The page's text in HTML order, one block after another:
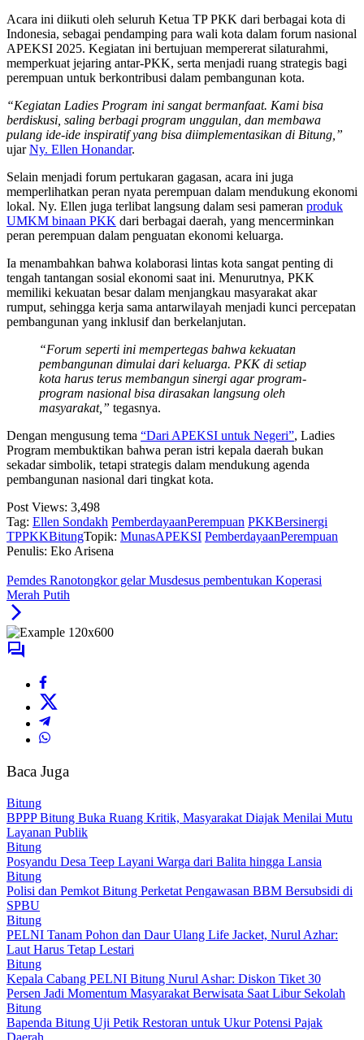
Acara ini diikuti oleh seluruh Ketua TP PKK dari berbagai kota di
Indonesia, sebagai pendamping para wali kota dalam forum nasional
APEKSI 2025. Kegiatan ini bertujuan mempererat silaturahmi,
memperkuat jejaring antar-PKK, serta menjadi ruang strategis bagi
perempuan untuk berkontribusi dalam pembangunan kota.
“Kegiatan Ladies Program ini sangat bermanfaat. Kami bisa
berdiskusi, saling berbagi program unggulan, dan membawa
pulang ide-ide inspiratif yang bisa diimplementasikan di Bitung,”
ujarNy. Ellen Honandar.
Selain menjadi forum pertukaran gagasan, acara ini juga
memperlihatkan peran nyata perempuan dalam mendukung ekonomi
lokal. Ny. Ellen juga terlibat langsung dalam sesi pameran produk
UMKM binaan PKK dari berbagai daerah, yang mencerminkan
peran perempuan dalam penguatan ekonomi keluarga.
Ia menambahkan bahwa kolaborasi lintas kota sangat penting di
tengah tantangan sosial ekonomi saat ini. Menurutnya, PKK
memiliki kekuatan besar dalam menjangkau masyarakat akar
rumput, sehingga kerja sama antarwilayah menjadi kunci percepatan
pembangunan yang inklusif dan berkelanjutan.
“Forum seperti ini mempertegas bahwa kekuatan
pembangunan dimulai dari keluarga. PKK di setiap
kota harus terus membangun sinergi agar program-
program nasional bisa dirasakan langsung oleh
masyarakat,” tegasnya.
Dengan mengusung tema “Dari APEKSI untuk Negeri”, Ladies
Program membuktikan bahwa peran istri kepala daerah bukan
sekadar simbolik, tetapi strategis dalam mendukung agenda
pembangunan nasional dari tingkat kota.
Post Views: 3,498
Tag: Ellen Sondakh PemberdayaanPerempuan PKKBersinergi
TPPKKBitungTopik: MunasAPEKSI PemberdayaanPerempuan
Penulis: Eko Arisena
Pemdes Ranotongkor gelar Musdesus pembentukan Koperasi
Merah Putih
Baca Juga
Bitung
BPPP Bitung Buka Ruang Kritik, Masyarakat Diajak Menilai Mutu
Layanan Publik
Bitung
Posyandu Desa Teep Layani Warga dari Balita hingga Lansia
Bitung
Polisi dan Pemkot Bitung Perketat Pengawasan BBM Bersubsidi di
SPBU
Bitung
PELNI Tanam Pohon dan Daur Ulang Life Jacket, Nurul Azhar:
Laut Harus Tetap Lestari
Bitung
Kepala Cabang PELNI Bitung Nurul Ashar: Diskon Tiket 30
Persen Jadi Momentum Masyarakat Berwisata Saat Libur Sekolah
Bitung
Bapenda Bitung Uji Petik Restoran untuk Ukur Potensi Pajak
Daerah